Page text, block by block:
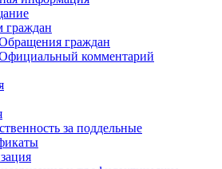
граждан
граждан
комментарий
за поддельные